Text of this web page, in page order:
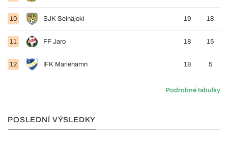
10 SJK Seinäjoki 19 18
11 FF Jaro 18 15
12 IFK Mariehamn 18 5
Podrobné tabulky
POSLEDNÍ VÝSLEDKY